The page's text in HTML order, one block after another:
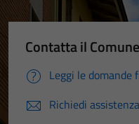
Contatta il Comune
Leggi le domande
Richiedi assistenza